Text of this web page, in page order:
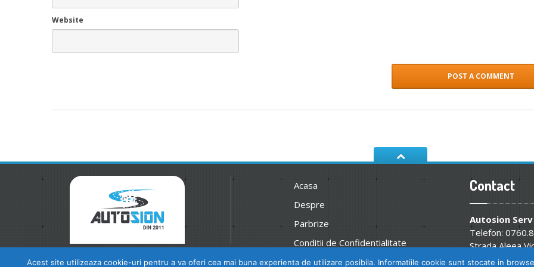
Website
Acasa
Despre
Parbrize
Conditii de Confidentialitate
Termeni si conditii
Contact
Autosion Serv
Telefon:
Strada Aleea
Acest site utilizeaza cookie-uri pentru a va oferi cea mai buna experienta de utilizare posibila. Informatiile cookie sunt stocate in